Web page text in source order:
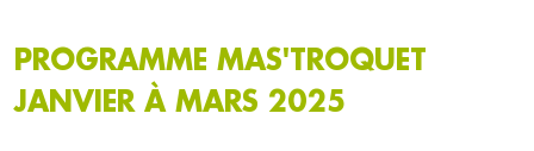
PROGRAMME MAS'TROQUET
JANVIER À MARS 2025